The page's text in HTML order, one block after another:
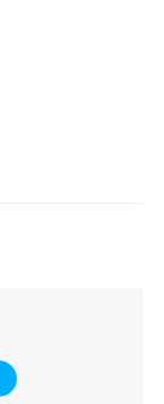
。